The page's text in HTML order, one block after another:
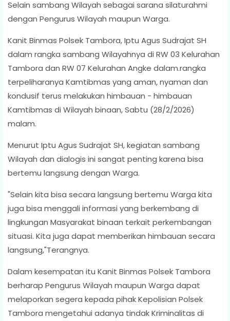
Selain sambang Wilayah sebagai sarana silaturahmi
dengan Pengurus Wilayah maupun Warga.
Kanit Binmas Polsek Tambora, Iptu Agus Sudrajat SH
dalam rangka sambang Wilayahnya di RW 03 Kelurahan
Tambora dan RW 07 Kelurahan Angke dalam.rangka
terpeliharanya Kamtibmas yang aman, nyaman dan
kondusif terus melakukan himbauan - himbauan
Kamtibmas di Wilayah binaan, Sabtu (28/2/2026)
malam.
Menurut Iptu Agus Sudrajat SH, kegiatan sambang
Wilayah dan dialogis ini sangat penting karena bisa
bertemu langsung dengan Warga.
"Selain kita bisa secara langsung bertemu Warga kita
juga bisa menggali informasi yang berkembang di
lingkungan Masyarakat binaan terkait perkembangan
situasi. Kita juga dapat memberikan himbauan secara
langsung,"Terangnya.
Dalam kesempatan itu Kanit Binmas Polsek Tambora
berharap Pengurus Wilayah maupun Warga dapat
melaporkan segera kepada pihak Kepolisian Polsek
Tambora mengetahui adanya tindak Kriminalitas di